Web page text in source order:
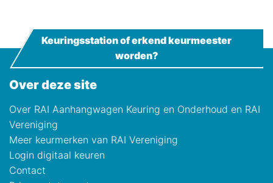
Over deze site
Over RAI Aanhangwagen Keuring en Onderhoud en RAI
Vereniging
Meer keurmerken van RAI Vereniging
Login digitaal keuren
Contact
Keuringsstation of erkend keurmeester
worden?